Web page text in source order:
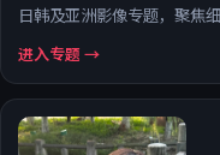
日韩及亚洲影像专题，聚焦
进入专题 →